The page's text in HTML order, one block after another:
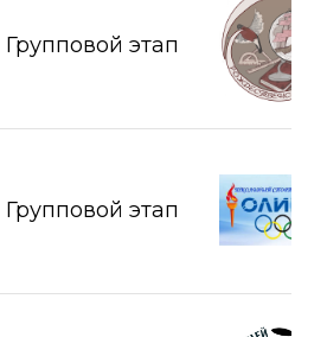
Групповой этап
Групповой этап